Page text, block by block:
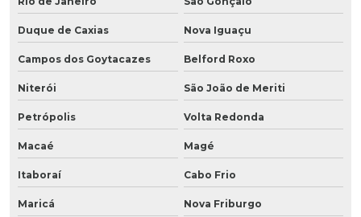
Duque de Caxias Nova Iguaçu
Campos dos Goytacazes Belford Roxo
Niterói São João de Meriti
Petrópolis Volta Redonda
Macaé Magé
Itaboraí Cabo Frio
Maricá Nova Friburgo